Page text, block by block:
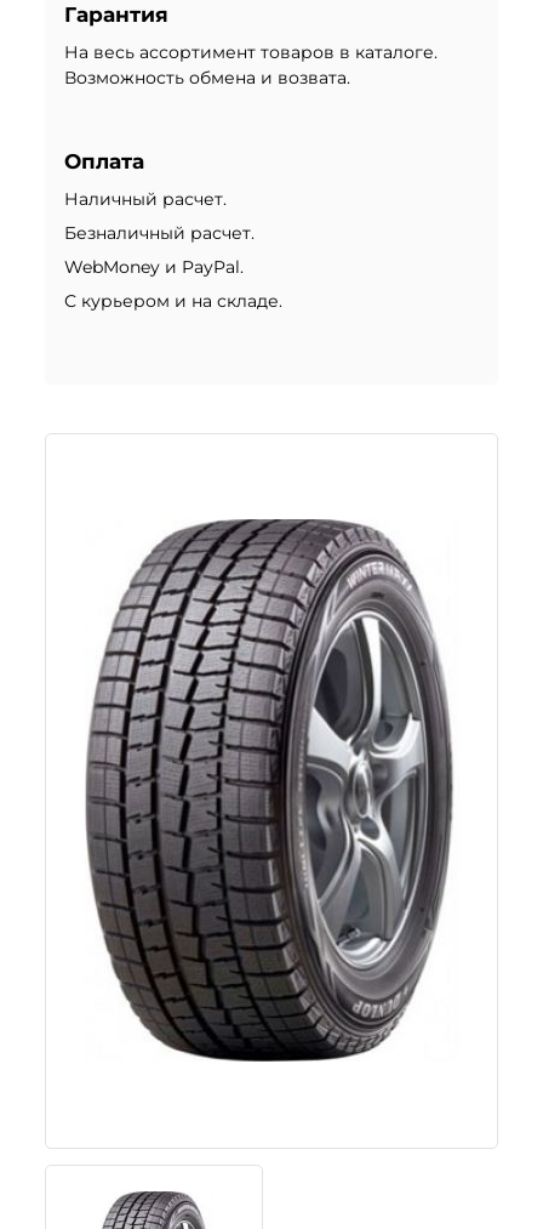
Гарантия
На весь ассортимент товаров в каталоге.
Возможность обмена и возвата.
Оплата
Наличный расчет.
Безналичный расчет.
WebMoney и PayPal.
С курьером и на складе.